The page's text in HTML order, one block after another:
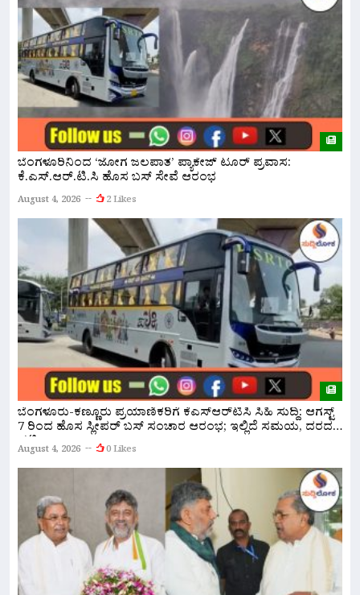
ಬೆಂಗಳೂರಿನಿಂದ ‘ಜೋಗ ಜಲಪಾತ’ ಪ್ಯಾಕೇಜ್ ಟೂರ್ ಪ್ರವಾಸ:
ಕೆ.ಎಸ್.ಆರ್.ಟಿ.ಸಿ ಹೊಸ ಬಸ್ ಸೇವೆ ಆರಂಭ
August 4, 2026 2 Likes
ಬೆಂಗಳೂರು-ಕಣ್ಣೂರು ಪ್ರಯಾಣಿಕರಿಗೆ ಕೆಎಸ್‌ಆರ್‌ಟಿಸಿ ಸಿಹಿ ಸುದ್ದಿ: ಆಗಸ್ಟ್
7 ರಿಂದ ಹೊಸ ಸ್ಲೀಪರ್ ಬಸ್ ಸಂಚಾರ ಆರಂಭ; ಇಲ್ಲಿದೆ ಸಮಯ, ದರದ
ಪಟ್ಟಿ!
August 4, 2026 0 Likes